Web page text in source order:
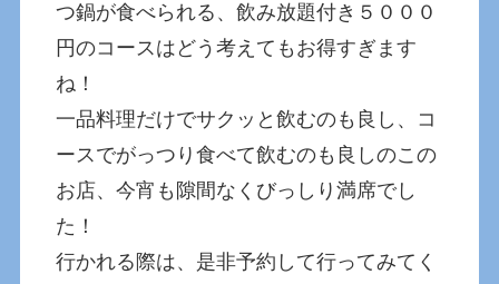
つ鍋が食べられる、飲み放題付き５０００
円のコースはどう考えてもお得すぎます
ね！
一品料理だけでサクッと飲むのも良し、コ
ースでがっつり食べて飲むのも良しのこの
お店、今宵も隙間なくびっしり満席でし
た！
行かれる際は、是非予約して行ってみてく